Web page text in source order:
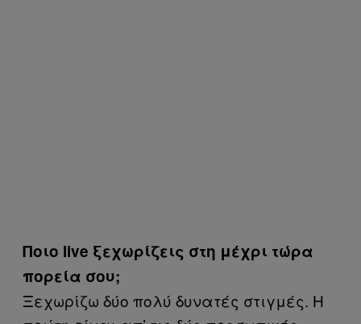
Ποιο live ξεχωρίζεις στη μέχρι τώρα
πορεία σου;
Ξεχωρίζω δύο πολύ δυνατές στιγμές. Η